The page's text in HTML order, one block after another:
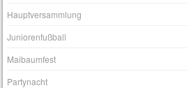
Hauptversammlung
Juniorenfußball
Maibaumfest
Partynacht